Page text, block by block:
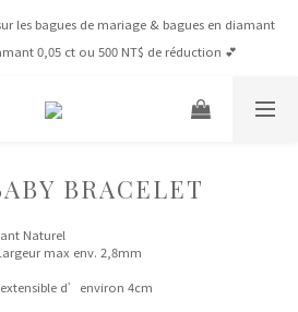
les bagues de mariage & bagues en diamant
0,05 ct ou 500 NT$ de réduction 💕
les bagues de mariage & bagues en diamant
0,05 ct ou 500 NT$ de réduction 💕
de NT$65,000, VIP -5 % toute l’année / À
dès 1 600 USD
les bagues de mariage & bagues en diamant
0,05 ct ou 500 NT$ de réduction 💕
BRACELET
Naturel
max env. 2,8mm
d’environ 4cm